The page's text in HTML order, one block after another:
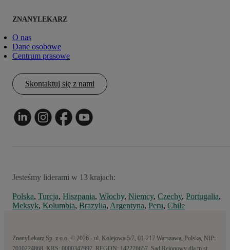
ZNANYLEKARZ
O nas
Dane osobowe
Centrum prasowe
Skontaktuj się z nami
Jesteśmy liderami w 13 krajach:
Polska, Turcja, Hiszpania, Włochy, Niemcy, Czechy, Portugalia,
Meksyk, Kolumbia, Brazylia, Argentyna, Peru, Chile
ZnanyLekarz Sp. z o.o. © 2026 - ul. Kolejowa 5/7, 01-217 Warszawa, Polska, NIP:
7010224868, KRS: 0000347997, REGON: 142276657. Sąd Rejonowy dla m.st.